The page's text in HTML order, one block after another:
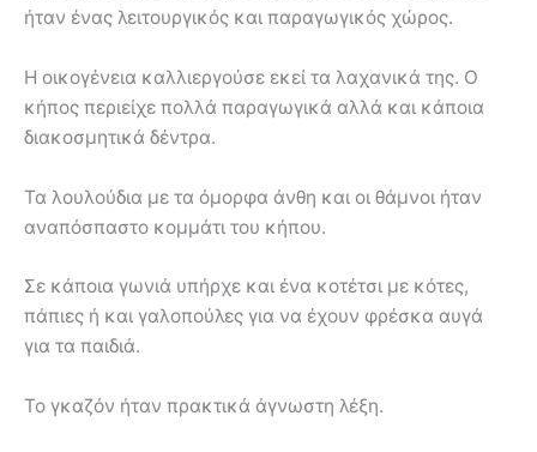
ήταν ένας λειτουργικός και παραγωγικός χώρος.
Η οικογένεια καλλιεργούσε εκεί τα λαχανικά της. Ο
κήπος περιείχε πολλά παραγωγικά αλλά και κάποια
διακοσμητικά δέντρα.
Τα λουλούδια με τα όμορφα άνθη και οι θάμνοι ήταν
αναπόσπαστο κομμάτι του κήπου.
Σε κάποια γωνιά υπήρχε και ένα κοτέτσι με κότες,
πάπιες ή και γαλοπούλες για να έχουν φρέσκα αυγά
για τα παιδιά.
Το γκαζόν ήταν πρακτικά άγνωστη λέξη.